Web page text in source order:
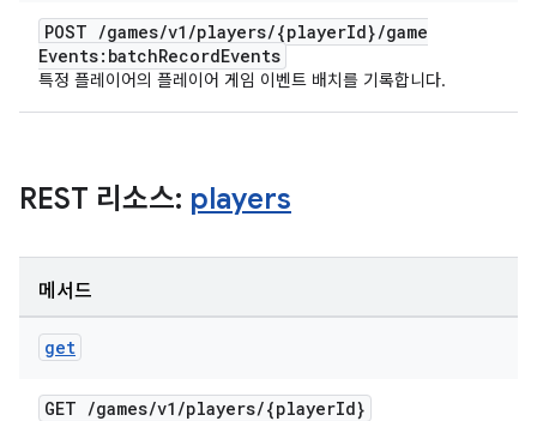
POST /games/v1 /players/{playerId}/game
Events:batchRecordEvents
특정 플레이어의 플레이어 게임 이벤트 배치를 기록합니다.
REST 리소스: players
메서드
get
GET /games/v1 /players/{playerId}